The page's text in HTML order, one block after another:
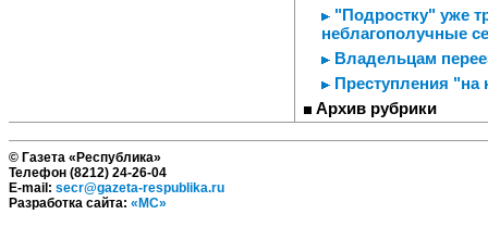
"Подростку" уже
неблагополучные
Владельцам
Преступления "на
Архив рубрики
© Газета «Республика»
Телефон (8212) 24-26-04
E-mail: secr@gazeta-respublika.ru
Разработка сайта: «МС»